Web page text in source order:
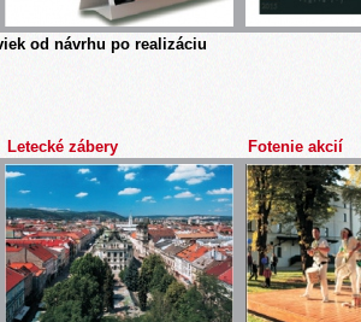
od návrhu po realizáciu
Letecké zábery Fotenie akcií